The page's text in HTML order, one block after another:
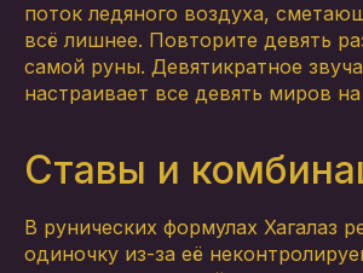
поток ледяного воздуха,
всё лишнее. Повторите девять
самой руны. Девятикратное
настраивает все девять миров
Ставы и
В рунических формулах Хагалаз
одиночку из-за её